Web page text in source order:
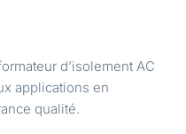
d’isolement AC
applications en
qualité.